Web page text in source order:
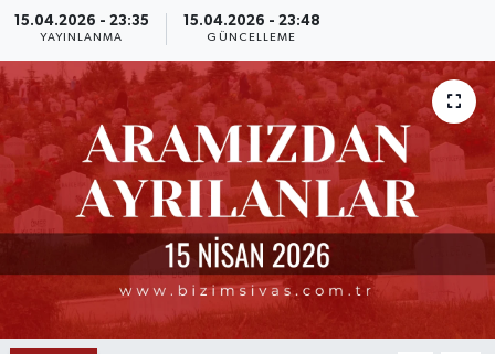
15.04.2026 - 23:35
YAYINLANMA
15.04.2026 - 23:48
GÜNCELLEME
RESMİ İLANLAR
SAĞLIK
SİYASET
SOSYAL YARDIMLAR
SPONSORLU YAZI
SPOR